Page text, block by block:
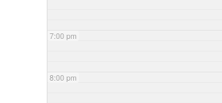
7:00 pm
8:00 pm